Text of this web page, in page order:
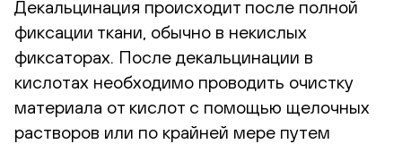
Декальцинация происходит после полной
фиксации ткани, обычно в некислых
фиксаторах. После декальцинации в
кислотах необходимо проводить очистку
материала от кислот с помощью щелочных
растворов или по крайней мере путем